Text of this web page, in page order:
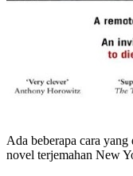
Ada beberapa cara
novel terjemahan New